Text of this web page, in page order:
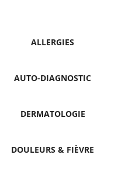
ALLERGIES
AUTO-DIAGNOSTIC
DERMATOLOGIE
DOULEURS & FIÈVRE